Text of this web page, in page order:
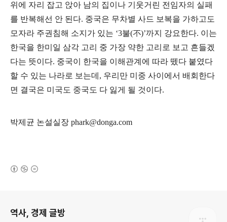
위에 자리 잡고 앉아 남의 집이나 기웃거린 전임자의 실패
를 반복해선 안 된다. 중국은 무차별 사드 보복을 가하고도
모자라 주권침해 소지가 있는 ‘3불(不)’까지 강요한다. 이는
한국을 한미일 삼각 고리 중 가장 약한 고리로 보고 흔들겠
다는 뜻이다. 중국이 한국을 이해관계에 따라 뗐다 붙였다
할 수 있는 나라로 보는데 , 우리만 미중 사이에서 배회한다
면 결국은 미국도 중국도 다 잃게 될 것이다.
박제균 논설실장 phark@donga.com
역사, 경제 글방